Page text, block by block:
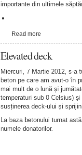
importante din ultimele
Read more
Elevated deck
Miercuri, 7 Martie 2012, s-a
beton pe care am avut-o în
mai mult de o lună și
temperaturi sub 0 Celsius)
susținerea deck-ului și
La baza betonului turnat
numele donatorilor.